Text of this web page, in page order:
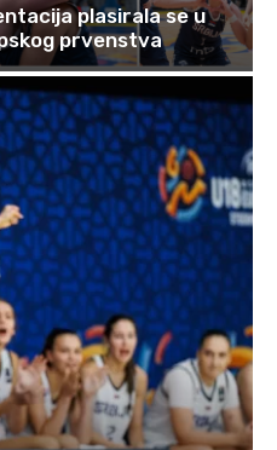
plasirala se u
prvenstva